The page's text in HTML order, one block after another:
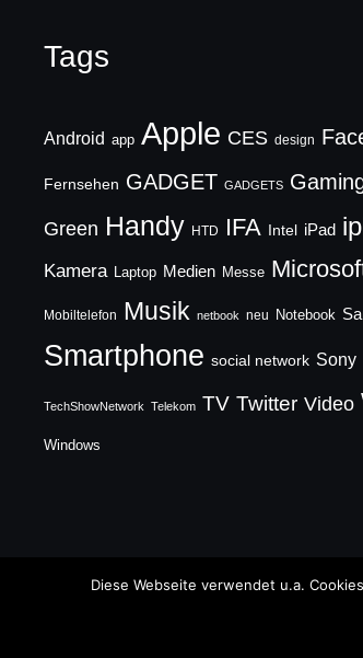
Tags
Android app Apple CES design
Fernsehen GADGET GADGETS
Green Handy HTD IFA Intel iPad
Kamera Laptop Medien Messe
Mobiltelefon Musik netbook neu Notebook
Smartphone social network Sony
TechShowNetwork Telekom TV Twitter Video
Windows
Copyright © 2026 TechFieber
Diese Webseite verwendet u.a.